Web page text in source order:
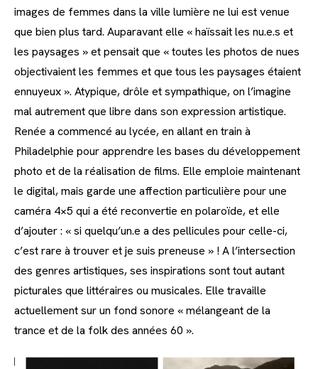
images de femmes dans la ville lumière ne lui est venue
que bien plus tard. Auparavant elle « haïssait les nu.e.s et
les paysages » et pensait que « toutes les photos de nues
objectivaient les femmes et que tous les paysages étaient
ennuyeux ». Atypique, drôle et sympathique, on l’imagine
mal autrement que libre dans son expression artistique.
Renée a commencé au lycée, en allant en train à
Philadelphie pour apprendre les bases du développement
photo et de la réalisation de films. Elle emploie maintenant
le digital, mais garde une affection particulière pour une
caméra 4×5 qui a été reconvertie en polaroïde, et elle
d’ajouter : « si quelqu’un.e a des pellicules pour celle-ci,
c’est rare à trouver et je suis preneuse » ! A l’intersection
des genres artistiques, ses inspirations sont tout autant
picturales que littéraires ou musicales. Elle travaille
actuellement sur un fond sonore « mélangeant de la
trance et de la folk des années 60 ».